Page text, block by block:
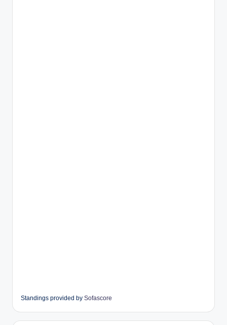
Standings provided by Sofascore